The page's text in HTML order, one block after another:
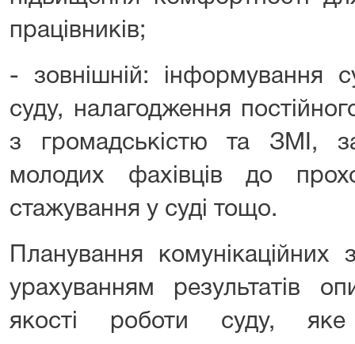
працівників;
- зовнішній: інформування
суду, налагодження
з громадськістю та ЗМІ,
молодих фахівців до
стажування у суді тощо.
Планування комунікаційних
урахуванням результатів
якості роботи суду,